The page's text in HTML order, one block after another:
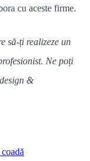
cu aceste firme.
să-ți realizeze un
Ne poți
&